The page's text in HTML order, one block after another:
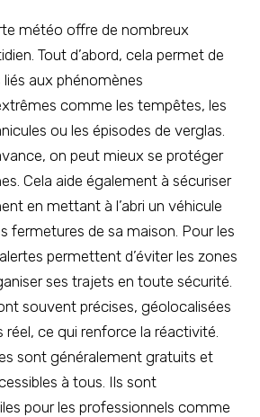
météo offre de nombreux
Tout d’abord, cela permet de
aux phénomènes
comme les tempêtes, les
ou les épisodes de verglas.
on peut mieux se protéger
Cela aide également à sécuriser
en mettant à l’abri un véhicule
fermetures de sa maison. Pour les
permettent d’éviter les zones
ses trajets en toute sécurité.
souvent précises, géolocalisées
ce qui renforce la réactivité.
sont généralement gratuits et
à tous. Ils sont
pour les professionnels comme